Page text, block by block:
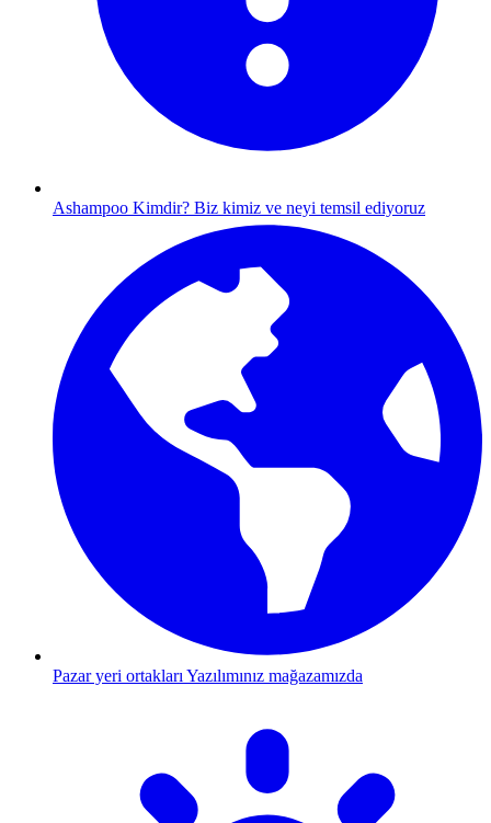
Ashampoo Kimdir? Biz kimiz ve neyi temsil ediyoruz
Pazar yeri ortakları Yazılımınız mağazamızda